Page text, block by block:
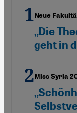
Neue
„Die
geht in
Miss Syria